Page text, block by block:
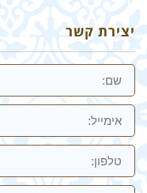
יצירת קשר
שם
אימייל
טלפון: